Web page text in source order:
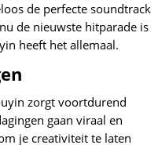
de perfecte soundtrack
de nieuwste hitparade is
heeft het allemaal.
zorgt voortdurend
gaan viraal en
je creativiteit te laten